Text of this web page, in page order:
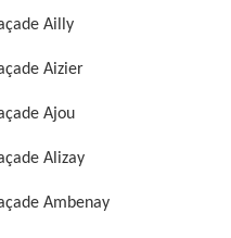
Ailly
Aizier
Ajou
Alizay
Ambenay